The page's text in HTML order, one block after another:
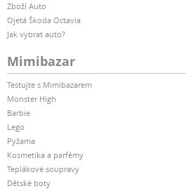
Zboží Auto
Ojetá Škoda Octavia
Jak vybrat auto?
Mimibazar
Testujte s Mimibazarem
Monster High
Barbie
Lego
Pyžama
Kosmetika a parfémy
Teplákové soupravy
Dětské boty